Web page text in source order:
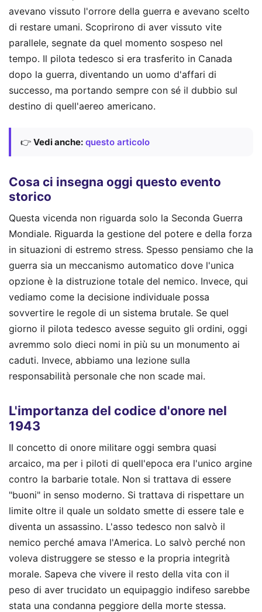
avevano vissuto l'orrore della guerra e avevano scelto
di restare umani. Scoprirono di aver vissuto vite
parallele, segnate da quel momento sospeso nel
tempo. Il pilota tedesco si era trasferito in Canada
dopo la guerra, diventando un uomo d'affari di
successo, ma portando sempre con sé il dubbio sul
destino di quell'aereo americano.
👉 Vedi anche: questo articolo
Cosa ci insegna oggi questo evento
storico
Questa vicenda non riguarda solo la Seconda Guerra
Mondiale. Riguarda la gestione del potere e della forza
in situazioni di estremo stress. Spesso pensiamo che la
guerra sia un meccanismo automatico dove l'unica
opzione è la distruzione totale del nemico. Invece, qui
vediamo come la decisione individuale possa
sovvertire le regole di un sistema brutale. Se quel
giorno il pilota tedesco avesse seguito gli ordini, oggi
avremmo solo dieci nomi in più su un monumento ai
caduti. Invece, abbiamo una lezione sulla
responsabilità personale che non scade mai.
L'importanza del codice d'onore nel
1943
Il concetto di onore militare oggi sembra quasi
arcaico, ma per i piloti di quell'epoca era l'unico argine
contro la barbarie totale. Non si trattava di essere
"buoni" in senso moderno. Si trattava di rispettare un
limite oltre il quale un soldato smette di essere tale e
diventa un assassino. L'asso tedesco non salvò il
nemico perché amava l'America. Lo salvò perché non
voleva distruggere se stesso e la propria integrità
morale. Sapeva che vivere il resto della vita con il
peso di aver trucidato un equipaggio indifeso sarebbe
stata una condanna peggiore della morte stessa.